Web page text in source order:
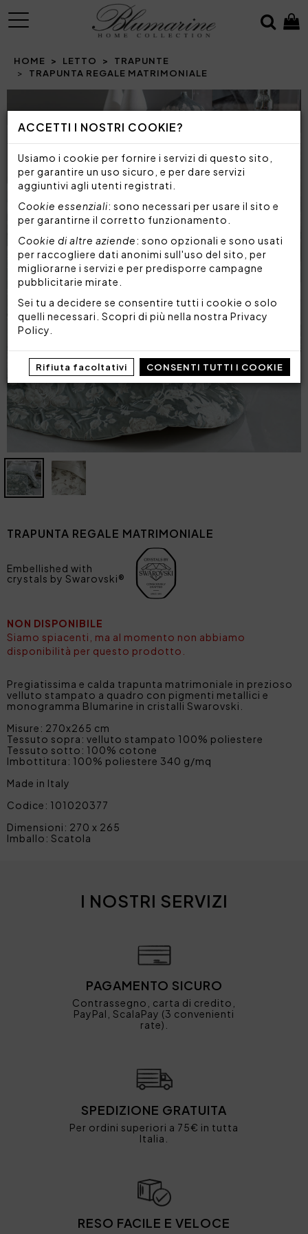
ACCETTI I NOSTRI COOKIE?
Usiamo i cookie per fornire i servizi di questo sito,
per garantire un uso sicuro, e per dare servizi
aggiuntivi agli utenti registrati.
Cookie essenziali: sono necessari per usare il sito e
per garantirne il corretto funzionamento.
Cookie di altre aziende: sono opzionali e sono usati
per raccogliere dati anonimi sull'uso del sito, per
migliorarne i servizi e per predisporre campagne
pubblicitarie mirate.
Sei tu a decidere se consentire tutti i cookie o solo
quelli necessari. Scopri di più nella nostra Privacy
Policy
Rifiuta facoltativi CONSENTI TUTTI I COOKIE
MENU
HOME LETTO
TRAPUNTE
TRAPUNTA REGALE MATRIMONIALE
Prev
TRAPUNTA REGALE MATRIMONIALE
Embellished with
crystals by Swarovski®
NON DISPONIBILE
Siamo spiacenti, ma al momento non abbiamo
disponibilità per questo prodotto.
Pregiatissima e calda trapunta matrimoniale in prezioso
velluto stampato a quadro con pigmenti metallici e
monogramma Blumarine in cristalli Swarovski.
Misure: 270x265 cm
Tessuto sopra: velluto stampato 100% poliestere
Tessuto sotto: 100% cotone
Imbottitura: 100% poliestere 340 g/mq
Made in Italy
Codice: 101020377
Dimensioni: 270 x 265
Imballo: Scatola
I NOSTRI SERVIZI
PAGAMENTO SICURO
Contrassegno, carta di credito,
PayPal, ScalaPay (3 convenienti
rate).
SPEDIZIONE GRATUITA
Per ordini superiori a 75€ in tutta
Italia.
RESO FACILE E VELOCE